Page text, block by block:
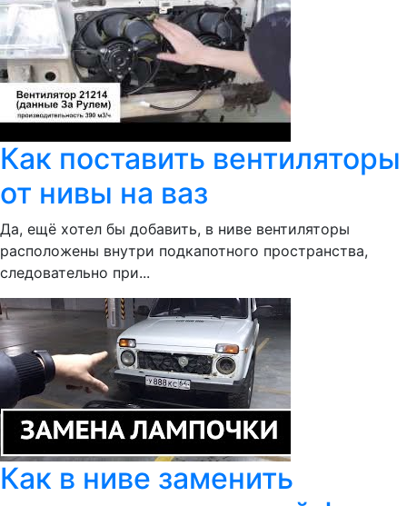
Как поставить вентиляторы
от нивы на ваз
Да, ещё хотел бы добавить, в ниве вентиляторы
расположены внутри подкапотного пространства,
следовательно при...
Как в ниве заменить